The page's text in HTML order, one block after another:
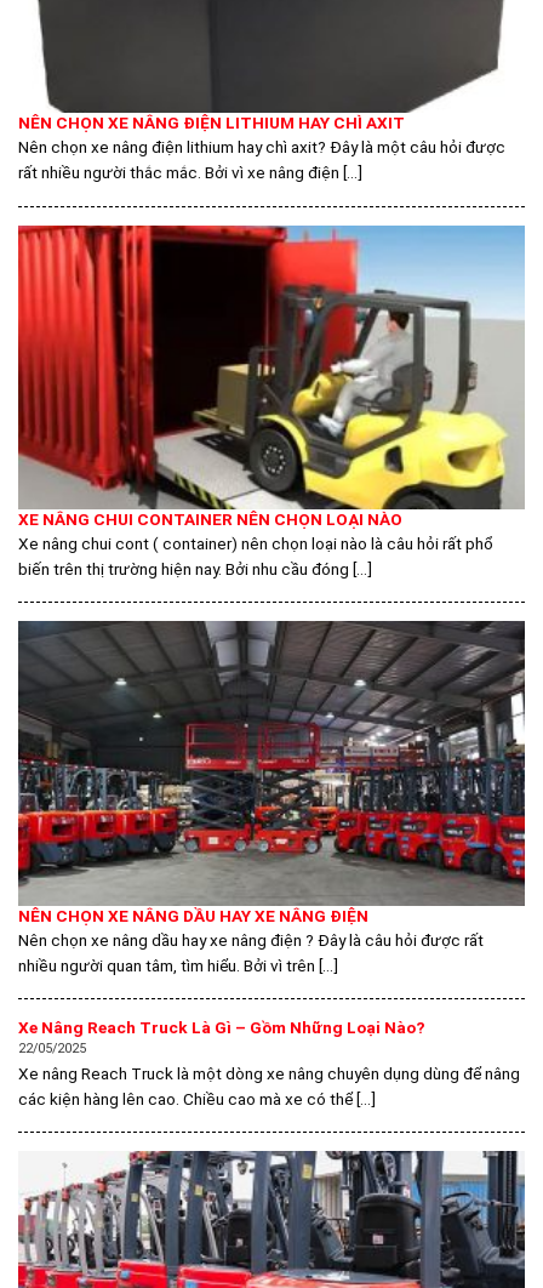
NÊN CHỌN XE NÂNG ĐIỆN LITHIUM HAY CHÌ AXIT
Nên chọn xe nâng điện lithium hay chì axit? Đây là một câu hỏi được
rất nhiều người thắc mắc. Bởi vì xe nâng điện [...]
XE NÂNG CHUI CONTAINER NÊN CHỌN LOẠI NÀO
Xe nâng chui cont ( container) nên chọn loại nào là câu hỏi rất phổ
biến trên thị trường hiện nay. Bởi nhu cầu đóng [...]
NÊN CHỌN XE NÂNG DẦU HAY XE NÂNG ĐIỆN
Nên chọn xe nâng dầu hay xe nâng điện ? Đây là câu hỏi được rất
nhiều người quan tâm, tìm hiểu. Bởi vì trên [...]
Xe Nâng Reach Truck Là Gì – Gồm Những Loại Nào?
22/05/2025
Xe nâng Reach Truck là một dòng xe nâng chuyên dụng dùng để nâng
các kiện hàng lên cao. Chiều cao mà xe có thể [...]